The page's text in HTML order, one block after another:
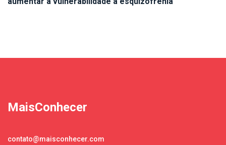
MaisConhecer
contato@maisconhecer.com